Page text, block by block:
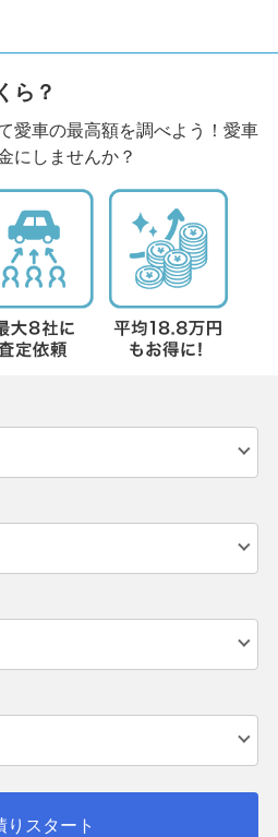
ら？
愛車の最高額を調べよう！愛車
にしませんか？
りスタート